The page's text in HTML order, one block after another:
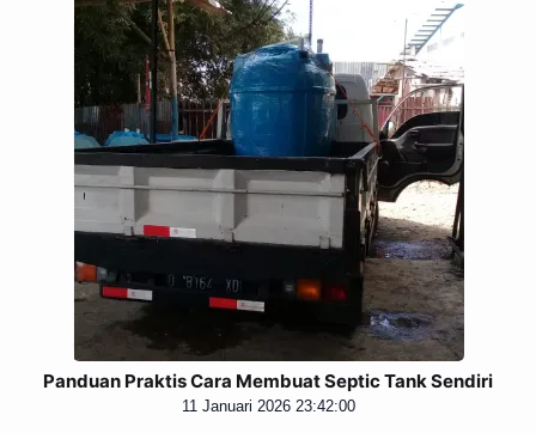
Panduan Praktis Cara Membuat Septic Tank Sendiri
11 Januari 2026 23:42:00